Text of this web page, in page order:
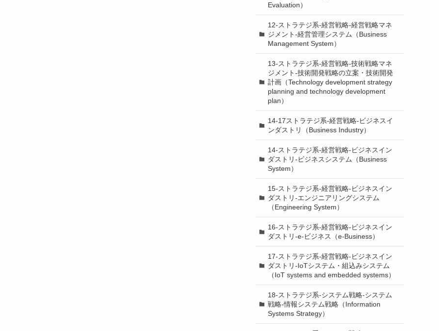
Evaluation）
12-ストラテジ系-経営戦略-経営戦略マネ
ジメント-経営管理システム（Business
Management System）
13-ストラテジ系-経営戦略-技術戦略マネ
ジメント-技術開発戦略の立案・技術開発
計画（Technology development strategy
planning and technology development
plan）
14-17ストラテジ系-経営戦略-ビジネスイ
ンダストリ（Business Industry）
14-ストラテジ系-経営戦略-ビジネスイン
ダストリ-ビジネスシステム（Business
System）
15-ストラテジ系-経営戦略-ビジネスイン
ダストリ-エンジニアリングシステム
（Engineering System）
16-ストラテジ系-経営戦略-ビジネスイン
ダストリ-e-ビジネス（e-Business）
17-ストラテジ系-経営戦略-ビジネスイン
ダストリ-IoTシステム・組込みシステム
（IoT systems and embedded systems）
18-ストラテジ系-システム戦略-システム
戦略-情報システム戦略（Information
Systems Strategy）